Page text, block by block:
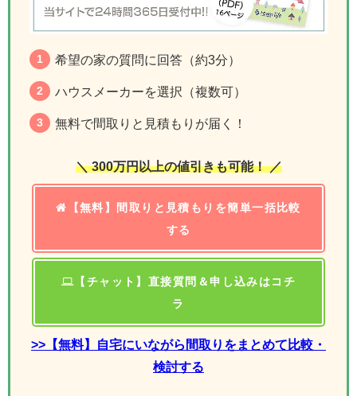
希望の家の質問に回答（約3分）
ハウスメーカーを選択（複数可）
無料で間取りと見積もりが届く！
＼ 300万円以上の値引きも可能！ ／
【無料】間取りと見積もりを簡単一括比較
する
【チャット】直接質問＆申し込みはコチ
ラ
>>【無料】自宅にいながら間取りをまとめて比較・
検討する